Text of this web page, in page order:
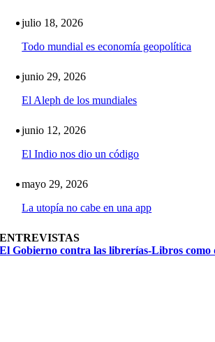
julio 18, 2026
Todo mundial es economía geopolítica
junio 29, 2026
El Aleph de los mundiales
junio 12, 2026
El Indio nos dio un código
mayo 29, 2026
La utopía no cabe en una app
ENTREVISTAS
El Gobierno contra las librerías-Libros como